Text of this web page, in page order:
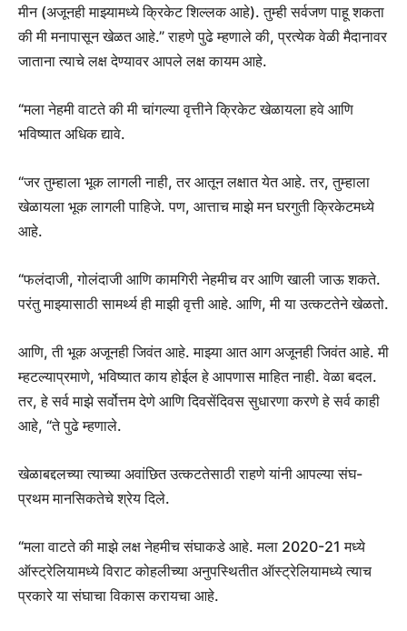
मीन (अजूनही माझ्यामध्ये क्रिकेट शिल्लक आहे). तुम्ही सर्वजण पाहू शकता
की मी मनापासून खेळत आहे.” राहणे पुढे म्हणाले की, प्रत्येक वेळी मैदानावर
जाताना त्याचे लक्ष देण्यावर आपले लक्ष कायम आहे.
“मला नेहमी वाटते की मी चांगल्या वृत्तीने क्रिकेट खेळायला हवे आणि
भविष्यात अधिक द्यावे.
“जर तुम्हाला भूक लागली नाही, तर आतून लक्षात येत आहे. तर, तुम्हाला
खेळायला भूक लागली पाहिजे. पण, आत्ताच माझे मन घरगुती क्रिकेटमध्ये
आहे.
“फलंदाजी, गोलंदाजी आणि कामगिरी नेहमीच वर आणि खाली जाऊ शकते.
परंतु माझ्यासाठी सामर्थ्य ही माझी वृत्ती आहे. आणि, मी या उत्कटतेने खेळतो.
आणि, ती भूक अजूनही जिवंत आहे. माझ्या आत आग अजूनही जिवंत आहे. मी
म्हटल्याप्रमाणे, भविष्यात काय होईल हे आपणास माहित नाही. वेळा बदल.
तर, हे सर्व माझे सर्वोत्तम देणे आणि दिवसेंदिवस सुधारणा करणे हे सर्व काही
आहे, “ते पुढे म्हणाले.
खेळाबद्दलच्या त्याच्या अवांछित उत्कटतेसाठी राहणे यांनी आपल्या संघ-
प्रथम मानसिकतेचे श्रेय दिले.
“मला वाटते की माझे लक्ष नेहमीच संघाकडे आहे. मला 2020-21 मध्ये
ऑस्ट्रेलियामध्ये विराट कोहलीच्या अनुपस्थितीत ऑस्ट्रेलियामध्ये त्याच
प्रकारे या संघाचा विकास करायचा आहे.